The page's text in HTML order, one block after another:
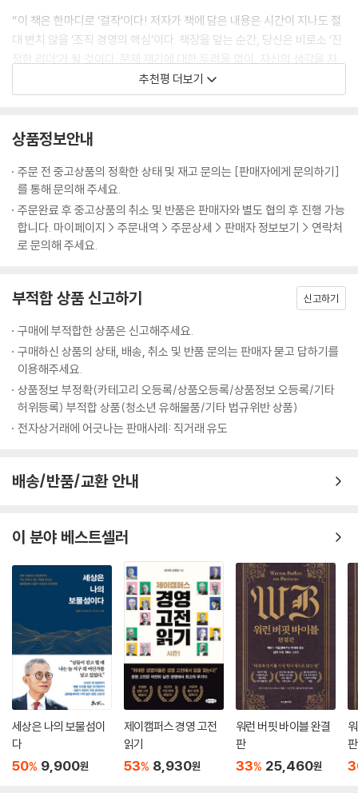
럼 행동해보는 것이다. 이후에 어떤 일이 일어나는지 한번 지켜보라. 주위
의 환경은 이전보다 훨씬 더 안전하고 에너지 넘치는 곳으로 바뀌어 있을
것이다. 리더십은 비단 조직의 최상위층만이 가져야 할 덕목이 아니다. 능
동적으로 일하려는 모든 직위의 구성원이 갖춰야 할 필수 요소다. 리더십
의 핵심은 혼자서는 성취할 수 없는 목표를 서로의 노력으로 함께 이뤄가
한 매진하도록 돕는 일이다. 침묵을 지키는 대신 솔직하게 표현하고, 두려
움을 갖는 대신 적극적으로 참여하게 하는 것, 이 책이 전하는 바는 오늘날
모든 조직의 구성원에게 강력한 무기가 되어줄 것이다.
--- p.179, 「3장, 최고의 조직은 어떻게 혁신을 거듭하는가?」중에서
마지막으로 심리적으로 안전한 근무 여건을 만드는 데 기여하는 간단하지
만 아주 강력한 효력을 지닌 표현 몇 가지를 소개해본다.
“제가 실수했군요.”
“죄송합니다.”
위 표현은 모두 자신의 취약함을 드러낸다. 스스로 실수를 범할 수 있는 나
약한 존재라는 걸 인정하면서 주변 동료에게 비슷한 생각과 태도를 취하도
록 여지를 제공할 수 있다. 스스로 가면을 벗어 다른 사람도 그렇게 하도록
돕는 방법이다. 이 같은 표현은 비록 완전한 수준은 아닐지라도 심리적 안
정감을 느끼고 있듯이 행동하는 걸 의미한다. 때로는 대인관계 위험을 줄
이기 위해 어느 정도 그 위험을 감수해야 하는 것과 같은 이치다.
실제로 구글은 실패한 팀에 보너스를 주는 특단의 조치로 심리적 안정감을
강화하고 있다. 구글 X의 CEO 아스트로 텔러는 “발전 가능성이 전혀 없는
프로젝트에 몇 년씩 질질 끌며 돈을 퍼붓느니 그 실상을 정확히 파악하고
중단시킨 직원에게 그만큼 보상을 해주는 편이 낫다”라고 말한다. 리더가
나서서 안전한 실패를 할 수 있는 환경을 조성하고, 구성원들이 자유롭게
인 셈이다.
리더에게 가장 큰 두려움은
아무도 진실을 말하지 않는 것이다
실수하고, 실패하고, 추락하는 모든 조직의 공통점, ‘침묵’
“최고의 자동차를 만드는 방법을 알려드리죠. 엔지니어를 비롯해 모든 임
닥다리 모델은 이제 지겨워! 앞으로 6주의 시간을 줄 테니 세계적인 수준
의 디자인을 뽑아오도록! 6주 후에 제대로 된 게 안 나오면 모두 쫓겨날 각
오해!”
승승장구하던 폭스바겐을 한순간에 나락으로 떨어뜨린 건 CEO 마틴 빈터
콘의 ‘공포 정치’였다. 그는 절대 실현 불가능한 목표를 직원들에게 강요하
며 기어코 ‘디젤게이트’(배기가스 조작 사건)의 주범이 되었다. ‘관료제’로
대표되는 산업화 시대의 성장 전략은 이제 더 이상 효과적으로 기능할 수
정감을 토대로 조직 내 존재하는 위계질서를 어떻게 다루는가에 달려 있
* 1단계 [토대 만들기]는 업무를 바라보는 틀을 새로이 짜는 것을 말한다.
더 직접적으로는 ‘실패’라는 틀을 재정의하는 작업이다. 혁신을 통해 획기
적인 기술을 개발해야 하는 기업에서는 ‘실패’가 ‘절대 일어나서는 안 되는
일’이 아니라 ‘성공하기 위해 반드시 겪어야 할 일’로 인식되어야 한다.
* 2단계 [참여 유도하기]는 리더가 ‘겸손함’과 ‘적극적 질문’을 무기로 구성
원에게 다가가는 방식이다. 과거에 그러했듯 리더가 모든 정답을 안다는
양 군림해서는 조직이 성장할 수 없다. 리더의 겸손이 구성원에게 베푸는
‘혜택’이 아니라 회사의 ‘생존’을 위한 필수적인 마음가짐이란 것을 리더 스
스로 깨달아야 한다. 또한 ‘반대되는 생각은 늘 존재한다’는 태도로 구성원
이 다른 의견을 제안할 수 있도록 적극적으로 독려해야 한다.
“이 책은 한마디로 ‘걸작’이다! 저자가 책에 담은 내용은 시간이 지나도 절
대 변치 않을 ‘조직 경영의 핵심’이다. 책장을 덮는 순간, 당신은 비로소 ‘진
정한 리더’가 될 것이다. 문제 제기에 대한 두려움 없이, 자신의 생각을 자
유롭게 발언하는 조직은 오직 당신 손에 달려 있다.”
“최고의 성과를 거두는 팀은 무엇이 다른가? 저자는 이에 대한 해답을 구
글보다 먼저 발견했다. 지속적인 혁신과 성장을 도모하는 전 세계 모든 조
직과 리더에게 이 책은 훌륭한 지침서가 되어줄 것이다.”
- 리타 맥그레이스 (컬럼비아대학교 교수, 『어떻게 차별화할 것인가』 저자)
“긴말할 필요 없다. 지금 당장 ‘두려움 없는 조직’을 만들라! 그러고 난 뒤
가장 강력한 경쟁우위를 차지할 수 있을 것이다.”
추천평 더보기
상품정보안내
주문 전 중고상품의 정확한 상태 및 재고 문의는 [판매자에게 문의하기]
를 통해 문의해 주세요.
주문완료 후 중고상품의 취소 및 반품은 판매자와 별도 협의 후 진행 가능
합니다. 마이페이지 > 주문내역 > 주문상세 > 판매자 정보보기 > 연락처
로 문의해 주세요.
부적합 상품 신고하기 신고하기
구매에 부적합한 상품은 신고해주세요.
구매하신 상품의 상태, 배송, 취소 및 반품 문의는 판매자 묻고 답하기를
이용해주세요.
상품정보 부정확(카테고리 오등록/상품오등록/상품정보 오등록/기타
허위등록) 부적합 상품(청소년 유해물품/기타 법규위반 상품)
전자상거래에 어긋나는 판매사례: 직거래 유도
배송/반품/교환 안내
이 분야 베스트셀러
세상은 나의 보물섬이
다
50% 9,900원
제이캠퍼스 경영 고전
읽기
53% 8,930원
워런 버핏 바이블 완결
판
33% 25,460원
판